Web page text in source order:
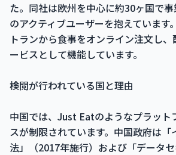
た。同社は欧州を中心に約30ヶ国で
のアクティブユーザーを抱えています
トランから食事をオンライン注文し
ービスとして機能しています。
検閲が行われている国と理由
中国では、Just Eatのようなプラット
スが制限されています。中国政府は
法」（2017年施行）および「データセ